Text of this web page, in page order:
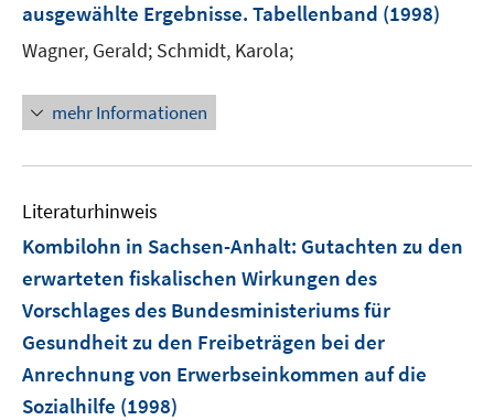
ausgewählte Ergebnisse. Tabellenband (1998)
Wagner, Gerald; Schmidt, Karola;
mehr Informationen
Literaturhinweis
Kombilohn in Sachsen-Anhalt: Gutachten zu den
erwarteten fiskalischen Wirkungen des
Vorschlages des Bundesministeriums für
Gesundheit zu den Freibeträgen bei der
Anrechnung von Erwerbseinkommen auf die
Sozialhilfe (1998)